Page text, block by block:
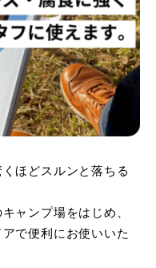
ほどスルンと落ちる
ャンプ場をはじめ、
で便利にお使いいた